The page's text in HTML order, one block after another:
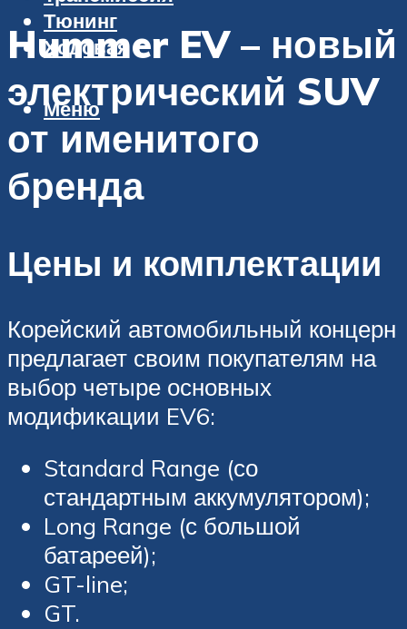
Тюнинг
Ходовая
Меню
Hummer EV – новый
электрический SUV
от именитого
бренда
Цены и комплектации
Корейский автомобильный концерн
предлагает своим покупателям на
выбор четыре основных
модификации EV6:
Standard Range (со
стандартным аккумулятором);
Long Range (с большой
батареей);
GT-line;
GT.